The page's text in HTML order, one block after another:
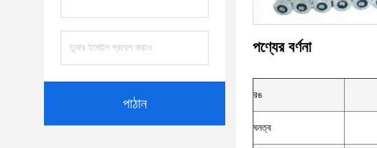
পাঠান
পণ্যের বর্ণনা
রঙ
ঘনত্ব